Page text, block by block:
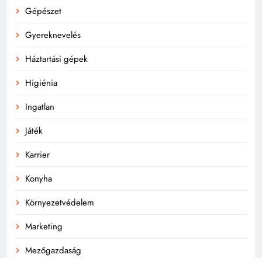
Gépészet
Gyereknevelés
Háztartási gépek
Higiénia
Ingatlan
Játék
Karrier
Konyha
Környezetvédelem
Marketing
Mezőgazdaság